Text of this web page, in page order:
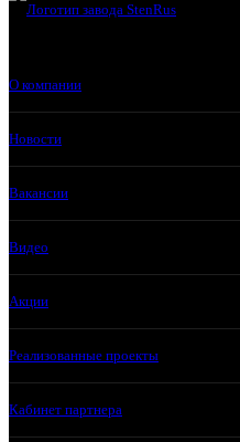
О компании
Новости
Вакансии
Видео
Акции
Реализованные проекты
Кабинет партнера